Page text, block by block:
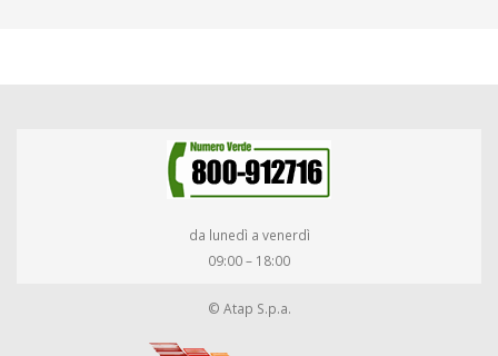
da lunedì a venerdì
09:00 – 18:00
© Atap S.p.a.